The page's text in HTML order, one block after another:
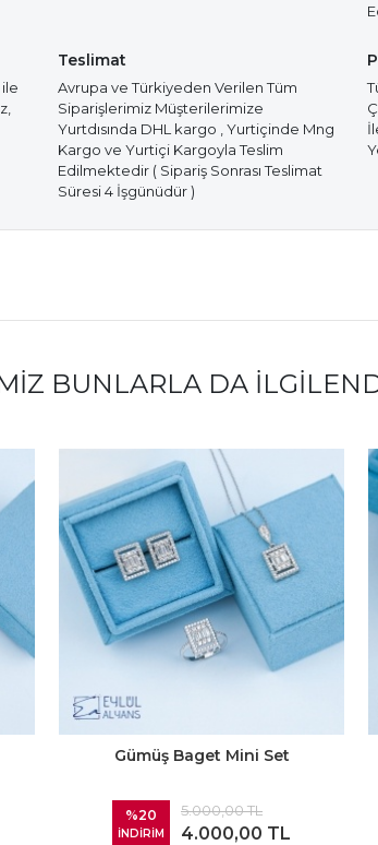
Teslimat
Avrupa ve Türkiyeden Verilen Tüm
Siparişlerimiz Müşterilerimize
Yurtdısında DHL kargo , Yurtiçinde Mng
Kargo ve Yurtiçi Kargoyla Teslim
Edilmektedir ( Sipariş Sonrası Teslimat
Süresi 4 İşgünüdür )
BUNLARLA DA
Gümüş Baget Mini Set
%20
İNDİRİM
5.000,00 TL
4.000,00 TL